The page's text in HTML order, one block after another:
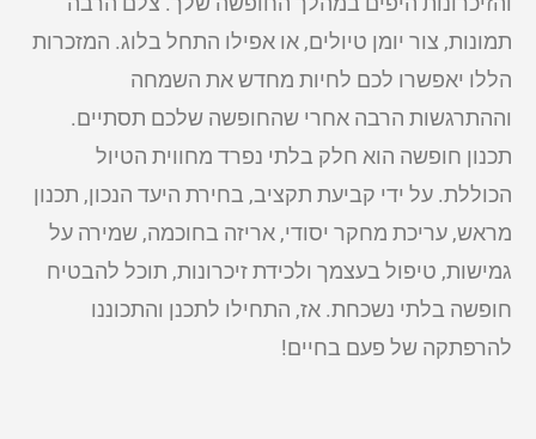
תמונות, צור יומן טיולים, או אפילו התחל בלוג. המזכרות
הללו יאפשרו לכם לחיות מחדש את השמחה
וההתרגשות הרבה אחרי שהחופשה שלכם תסתיים.
תכנון חופשה הוא חלק בלתי נפרד מחווית הטיול
הכוללת. על ידי קביעת תקציב, בחירת היעד הנכון, תכנון
מראש, עריכת מחקר יסודי, אריזה בחוכמה, שמירה על
גמישות, טיפול בעצמך ולכידת זיכרונות, תוכל להבטיח
חופשה בלתי נשכחת. אז, התחילו לתכנן והתכוננו
להרפתקה של פעם בחיים!